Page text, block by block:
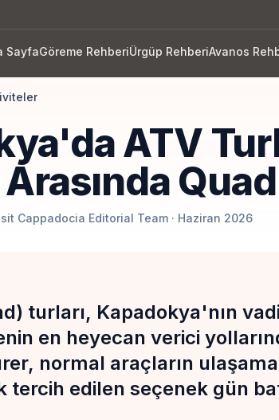
SayfaGöreme RehberiÜrgüp RehberiAvanos
ATV
Arasında
Cappadocia Editorial Team · Haziran 2026
turları, Kapadokya'nın
en heyecan verici
normal araçların
tercih edilen seçenek gün